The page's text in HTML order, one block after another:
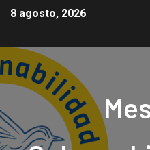
8 agosto, 2026